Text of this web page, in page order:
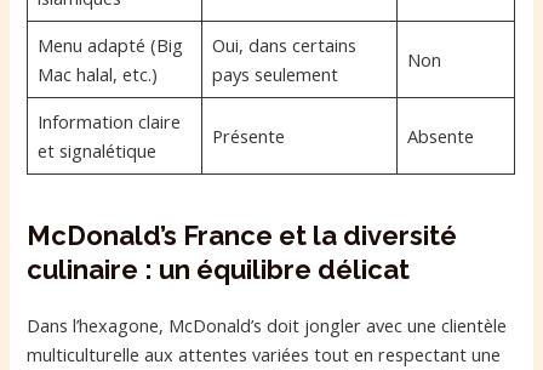
Menu adapté (Big
Mac halal, etc.)
Oui, dans certains
pays seulement
Non
Information claire
et signalétique
Présente Absente
McDonald’s France et la diversité
culinaire : un équilibre délicat
Dans l’hexagone, McDonald’s doit jongler avec une clientèle
multiculturelle aux attentes variées tout en respectant une